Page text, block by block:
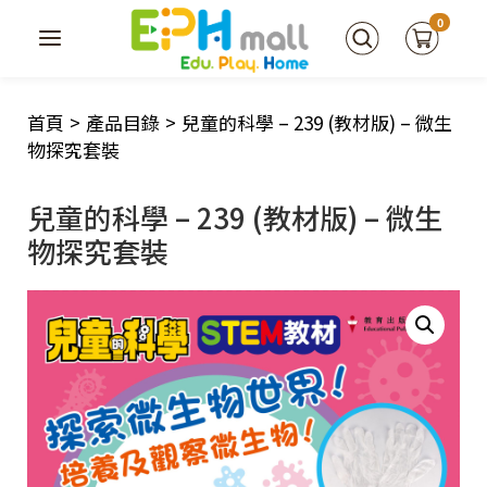
0
首頁 > 產品目錄 > 兒童的科學 – 239 (教材版) – 微生
物探究套裝
兒童的科學 – 239 (教材版) – 微生
物探究套裝